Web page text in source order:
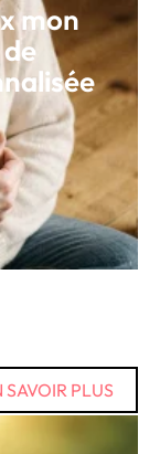
mon
SAVOIR PLUS